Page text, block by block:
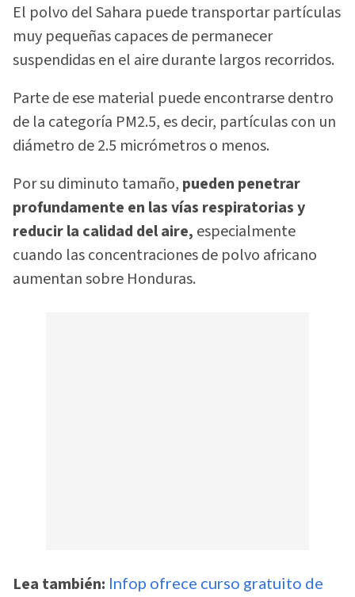
El polvo del Sahara puede transportar partículas
muy pequeñas capaces de permanecer
suspendidas en el aire durante largos recorridos.
Parte de ese material puede encontrarse dentro
de la categoría PM2.5, es decir, partículas con un
diámetro de 2.5 micrómetros o menos.
Por su diminuto tamaño, pueden penetrar
profundamente en las vías respiratorias y
reducir la calidad del aire, especialmente
cuando las concentraciones de polvo africano
aumentan sobre Honduras.
Lea también: Infop ofrece curso gratuito de